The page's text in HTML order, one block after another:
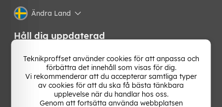
Ändra Land
Håll dig uppdaterad
Få de senaste nyheterna, hetaste erbjudandena och
bästa tipsen från oss direkt i din mejlkorg. Signa upp på
vårt nyhetsbrev!
Teknikproffset använder cookies för att anpassa och
förbättra det innehåll som visas för dig.
Vi rekommenderar att du accepterar samtliga typer
av cookies för att du ska få bästa tänkbara
upplevelse när du handlar hos oss.
Genom att fortsätta använda webbplatsen